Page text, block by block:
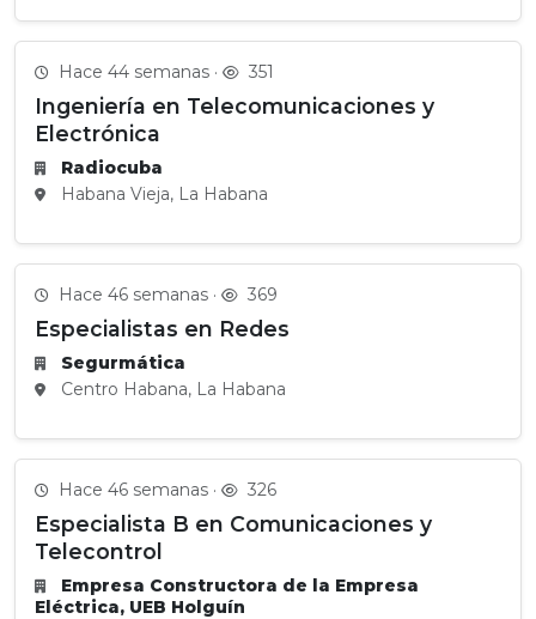
Hace 44 semanas · 351
Ingeniería en Telecomunicaciones y
Electrónica
Radiocuba
Habana Vieja, La Habana
Hace 46 semanas · 369
Especialistas en Redes
Segurmática
Centro Habana, La Habana
Hace 46 semanas · 326
Especialista B en Comunicaciones y
Telecontrol
Empresa Constructora de la Empresa
Eléctrica, UEB Holguín